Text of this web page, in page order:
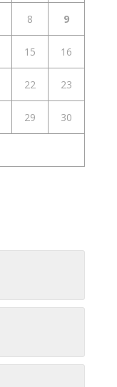
8 9
15 16
22 23
29 30